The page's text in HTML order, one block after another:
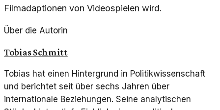
Filmadaptionen von Videospielen wird.
Über die Autorin
Tobias Schmitt
Tobias hat einen Hintergrund in Politikwissenschaft
und berichtet seit über sechs Jahren über
internationale Beziehungen. Seine analytischen